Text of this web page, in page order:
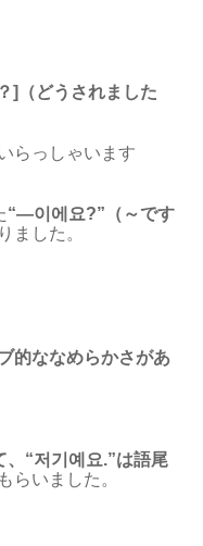
]（どうされました
らっしゃいます
“―이에요?”（～です
ました。
的ななめらかさがあ
、“저기예요.”は語尾
らいました。